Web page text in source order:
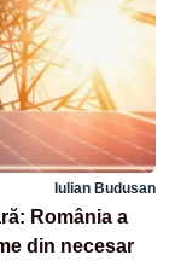
Iulian Budusan
România a
din necesar